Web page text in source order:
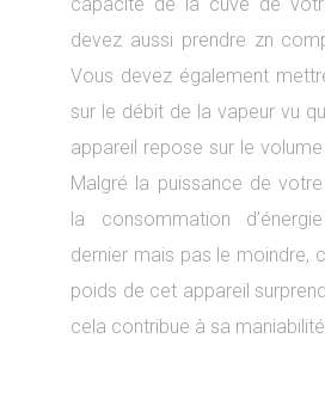
devez aussi prendre zn
Vous devez également
sur le débit de la vapeur vu
appareil repose sur le
Malgré la puissance de
la consommation
dernier mais pas le moindre,
poids de cet appareil
cela contribue à sa